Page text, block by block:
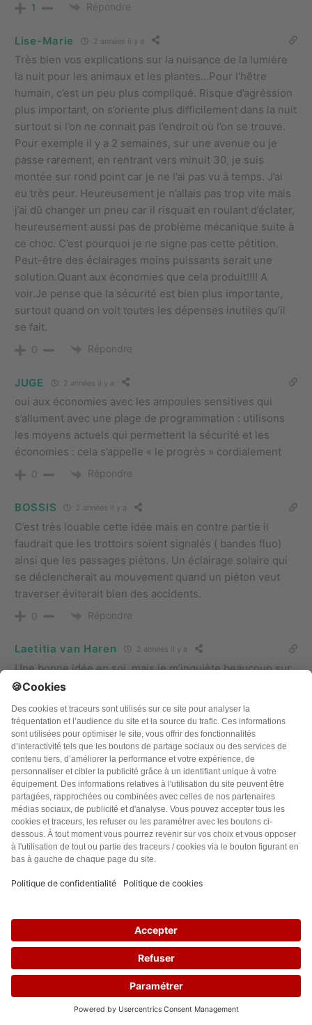
1 Répondre
Lise-Marie 2 années il y a
Très bien vos explications sur la nuisance de la lumière
la nuit pour les animaux et les plantes…Pour l’hêtre
humain, c’est un peu plus compliqué. Risque d’agréssion
plus important, on s’oriente plus difficilement dans la nuit
surtout si l’on ne connait pas l’endroit où l’on se trouve.
Pour exemple il y a 2 semaines, sur une avenue ou je
passe rarement, en rentrant vers minuit 30, je suis
montée sur rond point car je ne l’ai pas vu à temps. J’ai
eu très peur. Heureusement je n’allais pas trop vite mais
j’ai dû changer un pneu car il risquait en roulant d’éclater,
heureusement aussi pas de problème mécanique suite à
ce choc. C’est pourquoi je ne signe pas cette pétition.
Peut-être des éclairages moins puissants serait une
solution.Quant aux économies que cela produit!!!! A
voir.Je pense que la sécurité est bien plus importante,
surtout quand on voit toutes les dépenses inutiles qu’il
se fait.
0 Répondre
JUGE 2 années il y a
oui aux économies avec les ampoules sensitives qui
s’allument avec une plage de programmation : utilisons
les moyens actuels qui permettent la sécurité et les
économies : cela s’appelle « le progrès » cordialement
0 Répondre
BOSSIS 2 années il y a
C’est très louable cette idée mais en contre partie il
faudrait que les trottoirs soient signalés ( bandes fluo)
ainsi que les passages piétons. Un éclairage solaire qui
se déclencherait au mouvement quand un piéton veut
traverser éviterait bien des accidents.
0 Répondre
Laetitia van Haren 2 années il y a
Une bonne idée en soi, mais je m’inquiète beaucoup sur
sa mise en oeuvre sans réflexion détailléé sur les effets
1) D’abord, 23.00 hrs, c’est très tôt pour rentrer d’une
soirée entre amis. Je me fais happer par les voitures qui
foncent dans le noir quand je suis sur mon vélo et j’arrive
pas à bien garder mon équilibre et éviter les obstâcles
sur mon chemin. J’ai hurlé de peur et je suis rentrée
chez moi en pleurs, douche froide après une soirée très
sympa. J’ai 74+ ans, est-ce que je n’ai pas droit à un
éclairage minimal? Oui, c’est pour des raisons
d’économie et pour les bêtes de nuit, mais la municipalité
jardin qui empêche les hérissons et autres petites bêtes
grillages devient de lus en plus populaire dans notre
région. L’hécatombe pour les hérissons, qu’on estime
extincts dans moins de 10 ans…Il y a mille formes
d’atteinte à la vie animale et végétaleque les
municipalités permettent. Eteindre l’éclairage la nuit
complètement à partir de 23 hrs ne sauvera pas les